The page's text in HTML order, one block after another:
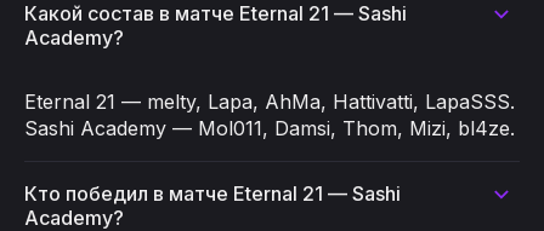
Какой состав в матче Eternal 21 — Sashi
Academy?
Eternal 21 — melty, Lapa, AhMa, Hattivatti, LapaSSS.
Sashi Academy — Mol011, Damsi, Thom, Mizi, bl4ze.
Кто победил в матче Eternal 21 — Sashi
Academy?